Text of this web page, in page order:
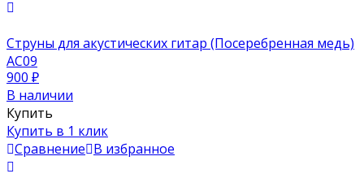
Струны для акустических гитар (Посеребренная медь)
AC09
900 ₽
В наличии
Купить
Купить в 1 клик
Сравнение В избранное